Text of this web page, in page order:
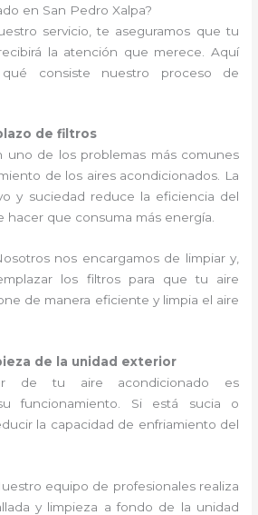
en San Pedro Xalpa?
servicio, te aseguramos que tu
la atención que merece. Aquí
consiste nuestro proceso de
de filtros
uno de los problemas más comunes
de los aires acondicionados. La
y suciedad reduce la eficiencia del
hacer que consuma más energía.
nos encargamos de limpiar y,
los filtros para que tu aire
de manera eficiente y limpia el aire
de la unidad exterior
de tu aire acondicionado es
funcionamiento. Si está sucia o
la capacidad de enfriamiento del
equipo de profesionales realiza
y limpieza a fondo de la unidad